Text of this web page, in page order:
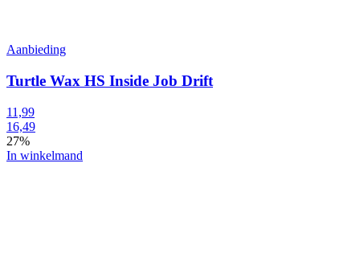
Aanbieding
Turtle Wax HS Inside Job Drift
11,99
16,49
27%
In winkelmand